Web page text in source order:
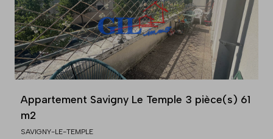
Appartement Savigny Le Temple 3 pièce(s) 61
m2
SAVIGNY-LE-TEMPLE